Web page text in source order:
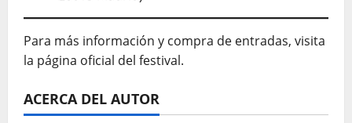
Para más información y compra de entradas, visita
la página oficial del festival.
ACERCA DEL AUTOR